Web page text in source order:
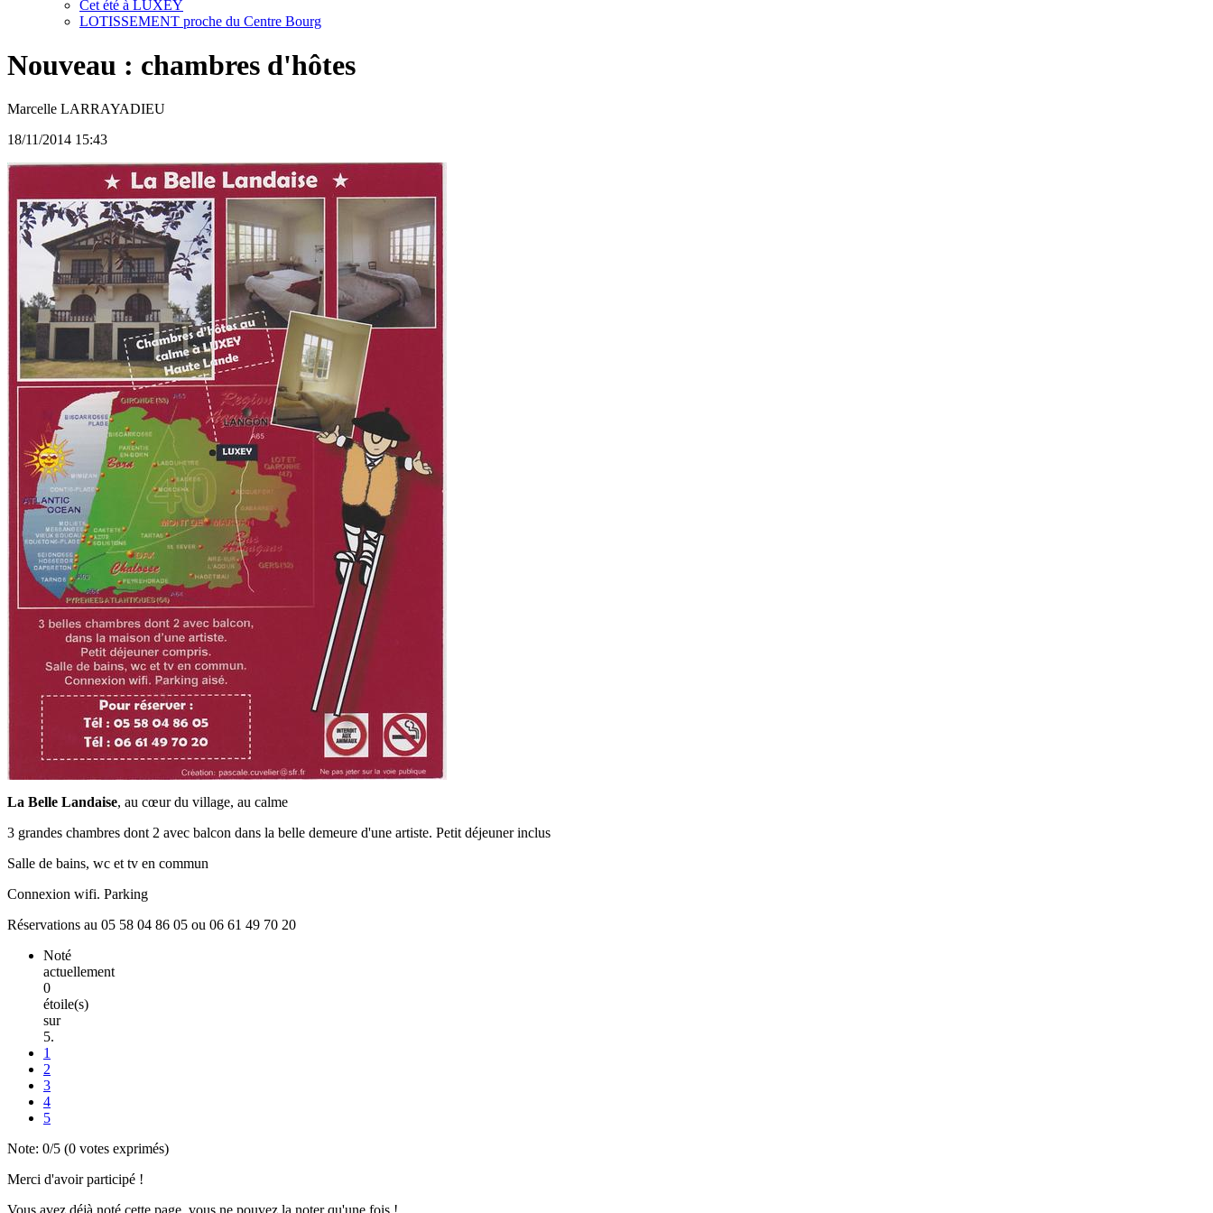
Cet été à LUXEY
LOTISSEMENT proche du Centre Bourg
Nouveau : chambres d'hôtes
Marcelle LARRAYADIEU
18/11/2014 15:43
La Belle Landaise, au cœur du village, au calme
3 grandes chambres dont 2 avec balcon dans la belle demeure d'une artiste. Petit déjeuner inclus
Salle de bains, wc et tv en commun
Connexion wifi. Parking
Réservations au 05 58 04 86 05 ou 06 61 49 70 20
Noté
actuellement
0
étoile(s)
sur
5.
1
2
3
4
5
Note: 0/5 (0 votes exprimés)
Merci d'avoir participé !